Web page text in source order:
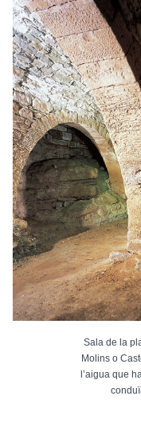
Sala de la
Molins o
l’aigua que